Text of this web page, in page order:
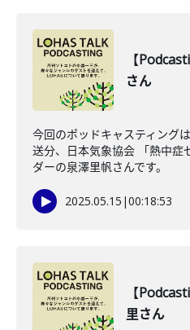
【
さん
今回のポッドキャスティング
送分、日本気象協会 「熱中症
ダーの泉澤里帆さんです。
2025.05.15 |00:18:53
【
里さん